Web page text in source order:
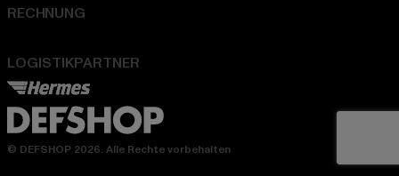
LOGISTIKPARTNER
RECHNUNG
© DEFSHOP 2026. Alle Rechte vorbehalten